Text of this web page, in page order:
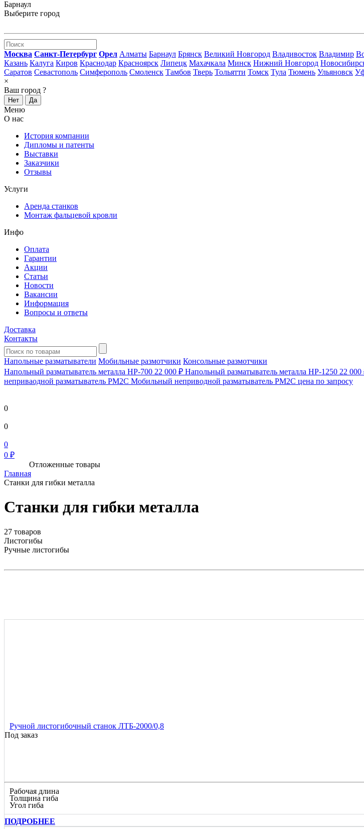
Барнаул
Выберите город
Москва Санкт-Петербург Орел Алматы Барнаул Брянск Великий Новгород Владивосток Владимир
Казань Калуга Киров Краснодар Красноярск Липецк Махачкала Минск Нижний Новгород
Саратов Севастополь Симферополь Смоленск Тамбов Тверь Тольятти Томск Тула Тюмень Ульяновск
×
Ваш город ?
Нет Да
Меню
О нас
История компании
Дипломы и патенты
Выставки
Заказчики
Отзывы
Услуги
Аренда станков
Монтаж фальцевой кровли
Инфо
Оплата
Гарантии
Акции
Статьи
Новости
Вакансии
Информация
Вопросы и ответы
Доставка
Контакты
Напольные разматыватели Мобильные размотчики Консольные размотчики
Напольный разматыватель металла HP-700 22 000 ₽ Напольный разматыватель металла HP-1250 22 000
непривaодной разматыватель РМ2С Мобильный неприводной разматыватель РМ2С цена по запросу
0
0
0
0 ₽
Отложенные товары
Главная
Станки для гибки металла
Станки для гибки металла
27 товаров
Листогибы
Ручные листогибы
Ручной листогибочный станок ЛТБ-2000/0,8
Под заказ
Рабочая длина
Толщина гиба
Угол гиба
ПОДРОБНЕЕ